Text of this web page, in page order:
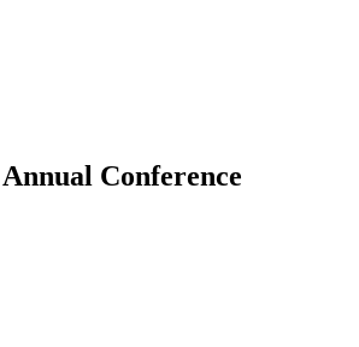
Conference